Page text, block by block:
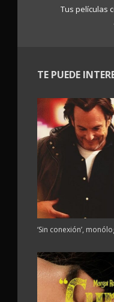
Tus películas
TE PUEDE
‘Sin conexión’,